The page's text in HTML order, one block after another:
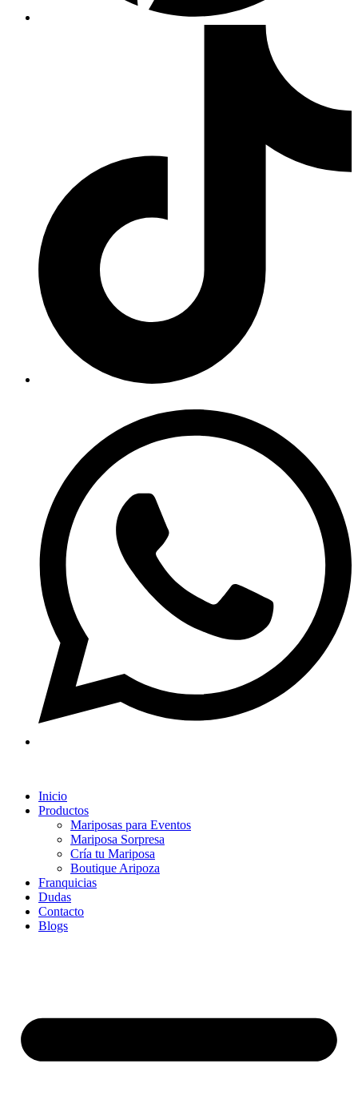
Inicio
Productos
Mariposas para Eventos
Mariposa Sorpresa
Cría tu Mariposa
Boutique Aripoza
Franquicias
Dudas
Contacto
Blogs